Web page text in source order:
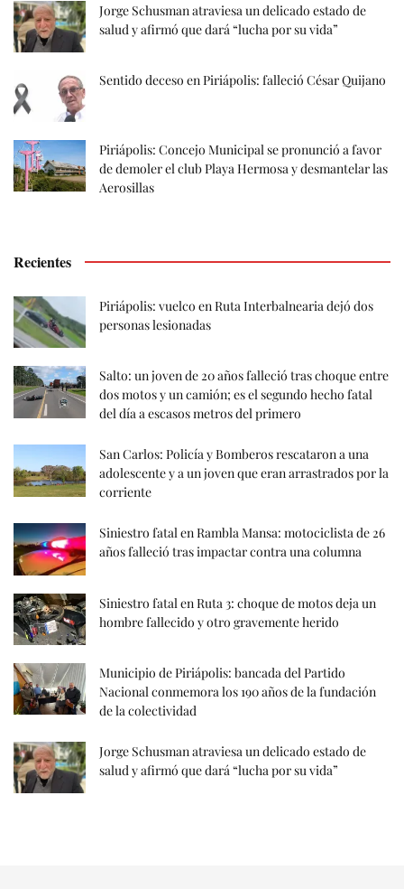
Jorge Schusman atraviesa un delicado estado de
salud y afirmó que dará “lucha por su vida”
Sentido deceso en Piriápolis: falleció César Quijano
Piriápolis: Concejo Municipal se pronunció a favor
de demoler el club Playa Hermosa y desmantelar las
Aerosillas
Recientes
Piriápolis: vuelco en Ruta Interbalnearia dejó dos
personas lesionadas
Salto: un joven de 20 años falleció tras choque entre
dos motos y un camión; es el segundo hecho fatal
del día a escasos metros del primero
San Carlos: Policía y Bomberos rescataron a una
adolescente y a un joven que eran arrastrados por la
corriente
Siniestro fatal en Rambla Mansa: motociclista de 26
años falleció tras impactar contra una columna
Siniestro fatal en Ruta 3: choque de motos deja un
hombre fallecido y otro gravemente herido
Municipio de Piriápolis: bancada del Partido
Nacional conmemora los 190 años de la fundación
de la colectividad
Jorge Schusman atraviesa un delicado estado de
salud y afirmó que dará “lucha por su vida”